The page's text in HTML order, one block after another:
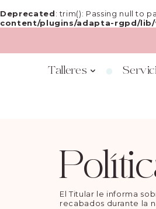
Deprecated: trim(): Passing null to
content/plugins/adapta-rgpd/lib/
Talleres
El Titular le informa
recabados durante la